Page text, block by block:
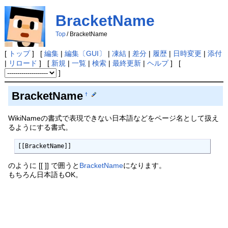
BracketName
Top/ BracketName
[ トップ] [ 編集| 編集〔GUI〕 | 凍結| 差分| 履歴| 日時変更 | 添付
| リロード ] [ 新規 | 一覧| 検索| 最終更新| ヘルプ] [
]
BracketName †
WikiNameの書式で表現できない日本語などをページ名として扱え
るようにする書式。
[[BracketName]]
のように [[ ]] で囲うと BracketNameになります。
もちろん日本語もOK。